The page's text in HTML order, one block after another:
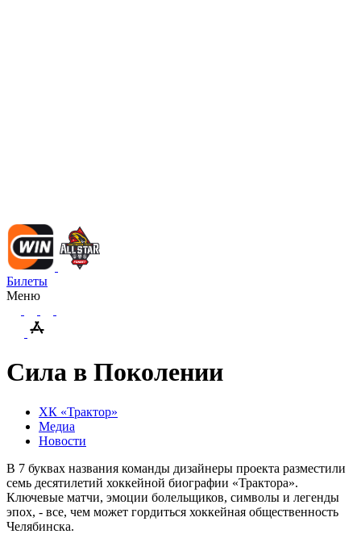
Билеты
Меню
Сила в Поколении
ХК «Трактор»
Медиа
Новости
В 7 буквах названия команды дизайнеры проекта разместили
семь десятилетий хоккейной биографии «Трактора».
Ключевые матчи, эмоции болельщиков, символы и легенды
эпох, - все, чем может гордиться хоккейная общественность
Челябинска.